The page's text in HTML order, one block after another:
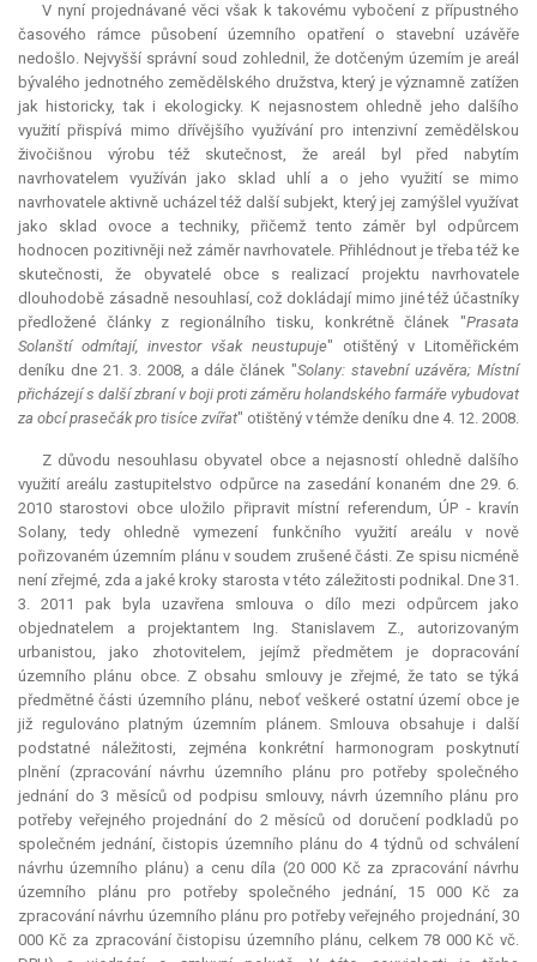
V nyní projednávané věci však k takovému vybočení z přípustného
časového rámce působení územního opatření o stavební uzávěře
nedošlo. Nejvyšší správní soud zohlednil, že dotčeným územím je areál
bývalého jednotného zemědělského družstva, který je významně zatížen
jak historicky, tak i ekologicky. K nejasnostem ohledně jeho dalšího
využití přispívá mimo dřívějšího využívání pro intenzivní zemědělskou
živočišnou výrobu též skutečnost, že areál byl před nabytím
navrhovatelem využíván jako sklad uhlí a o jeho využití se mimo
navrhovatele aktivně ucházel též další subjekt, který jej zamýšlel využívat
jako sklad ovoce a techniky, přičemž tento záměr byl odpůrcem
hodnocen pozitivněji než záměr navrhovatele. Přihlédnout je třeba též ke
skutečnosti, že obyvatelé obce s realizací projektu navrhovatele
dlouhodobě zásadně nesouhlasí, což dokládají mimo jiné též účastníky
předložené články z regionálního tisku, konkrétně článek "Prasata
Solanští odmítají, investor však neustupuje" otištěný v Litoměřickém
deníku dne 21. 3. 2008, a dále článek "Solany: stavební uzávěra; Místní
přicházejí s další zbraní v boji proti záměru holandského farmáře vybudovat
za obcí prasečák pro tisíce zvířat" otištěný v témže deníku dne 4. 12. 2008.
Z důvodu nesouhlasu obyvatel obce a nejasností ohledně dalšího
využití areálu zastupitelstvo odpůrce na zasedání konaném dne 29. 6.
2010 starostovi obce uložilo připravit místní referendum, ÚP - kravín
Solany, tedy ohledně vymezení funkčního využití areálu v nově
pořizovaném územním plánu v soudem zrušené části. Ze spisu nicméně
není zřejmé, zda a jaké kroky starosta v této záležitosti podnikal. Dne 31.
3. 2011 pak byla uzavřena smlouva o dílo mezi odpůrcem jako
objednatelem a projektantem Ing. Stanislavem Z., autorizovaným
urbanistou, jako zhotovitelem, jejímž předmětem je dopracování
územního plánu obce. Z obsahu smlouvy je zřejmé, že tato se týká
předmětné části územního plánu, neboť veškeré ostatní území obce je
již regulováno platným územním plánem. Smlouva obsahuje i další
podstatné náležitosti, zejména konkrétní harmonogram poskytnutí
plnění (zpracování návrhu územního plánu pro potřeby společného
jednání do 3 měsíců od podpisu smlouvy, návrh územního plánu pro
potřeby veřejného projednání do 2 měsíců od doručení podkladů po
společném jednání, čistopis územního plánu do 4 týdnů od schválení
návrhu územního plánu) a cenu díla (20 000 Kč za zpracování návrhu
územního plánu pro potřeby společného jednání, 15 000 Kč za
zpracování návrhu územního plánu pro potřeby veřejného projednání, 30
000 Kč za zpracování čistopisu územního plánu, celkem 78 000 Kč vč.